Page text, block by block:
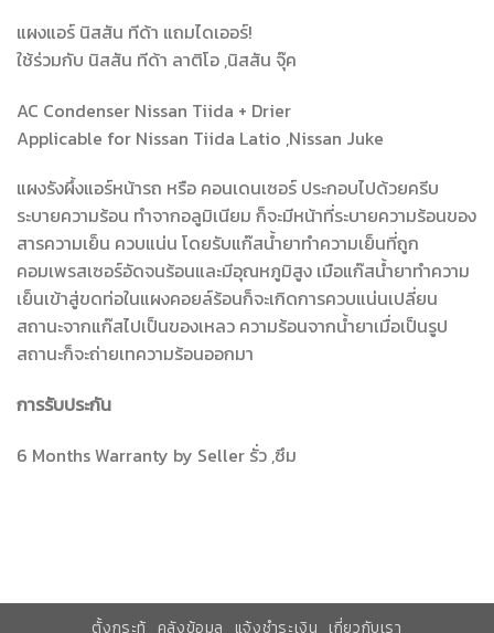
แผงแอร์ นิสสัน ทีด้า แถมไดเออร์!
ใช้ร่วมกับ นิสสัน ทีด้า ลาติโอ ,นิสสัน จุ๊ค
AC Condenser Nissan Tiida + Drier
Applicable for Nissan Tiida Latio ,Nissan Juke
แผงรังผึ้งแอร์หน้ารถ หรือ คอนเดนเซอร์ ประกอบไปด้วยครีบ
ระบายความร้อน ทำจากอลูมิเนียม ก็จะมีหน้าที่ระบายความร้อนของ
สารความเย็น ควบแน่น โดยรับแก๊สน้ำยาทำความเย็นที่ถูก
คอมเพรสเซอร์อัดจนร้อนและมีอุณหภูมิสูง เมือแก๊สน้ำยาทำความ
เย็นเข้าสู่ขดท่อในแผงคอยล์ร้อนก็จะเกิดการควบแน่นเปลี่ยน
สถานะจากแก๊สไปเป็นของเหลว ความร้อนจากน้ำยาเมื่อเป็นรูป
สถานะก็จะถ่ายเทความร้อนออกมา
การรับประกัน
6 Months Warranty by Seller รั่ว ,ซึม
ตั้งกระทู้ คลังข้อมูล แจ้งชำระเงิน เกี่ยวกับเรา